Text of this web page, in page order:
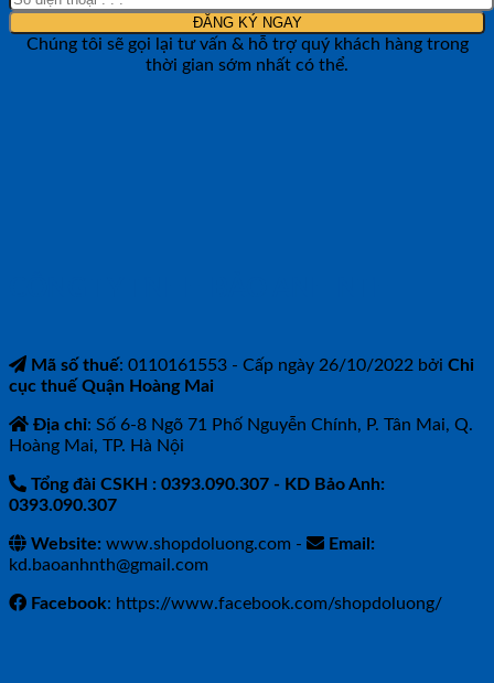
Chúng tôi sẽ gọi lại tư vấn & hỗ trợ quý khách hàng trong
thời gian sớm nhất có thể.
Mã số thuế: 0110161553 - Cấp ngày 26/10/2022 bởi Chi
cục thuế Quận Hoàng Mai
Địa chỉ: Số 6-8 Ngõ 71 Phố Nguyễn Chính, P. Tân Mai, Q.
Hoàng Mai, TP. Hà Nội
Tổng đài CSKH : 0393.090.307 - KD Bảo Anh:
0393.090.307
Website: www.shopdoluong.com -
Email:
kd.baoanhnth@gmail.com
Facebook: https://www.facebook.com/shopdoluong/